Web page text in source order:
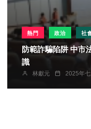
熱門 政治 社
防範詐騙陷阱 中市法制局辦理講座提升市民法律意
識
林獻元 2025年七